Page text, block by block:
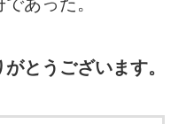
あった。
とうございます。